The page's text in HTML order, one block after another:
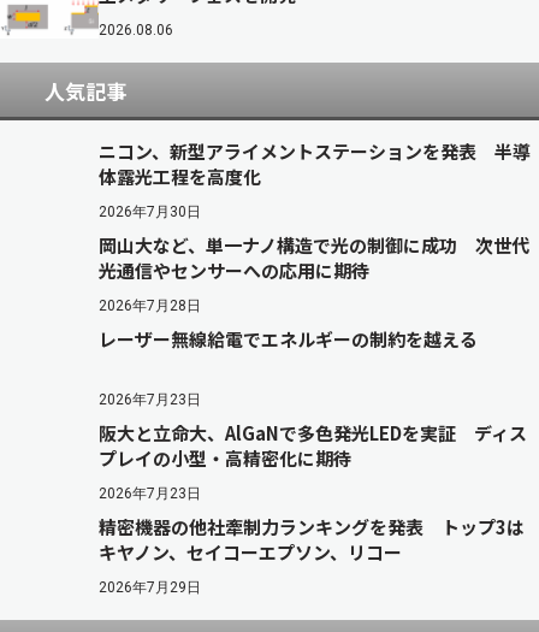
2026.08.06
人気記事
ニコン、新型アライメントステーションを発表 半導
体露光工程を高度化
2026年7月30日
岡山大など、単一ナノ構造で光の制御に成功 次世代
光通信やセンサーへの応用に期待
2026年7月28日
レーザー無線給電でエネルギーの制約を越える
2026年7月23日
阪大と立命大、AlGaNで多色発光LEDを実証 ディス
プレイの小型・高精密化に期待
2026年7月23日
精密機器の他社牽制力ランキングを発表 トップ3は
キヤノン、セイコーエプソン、リコー
2026年7月29日